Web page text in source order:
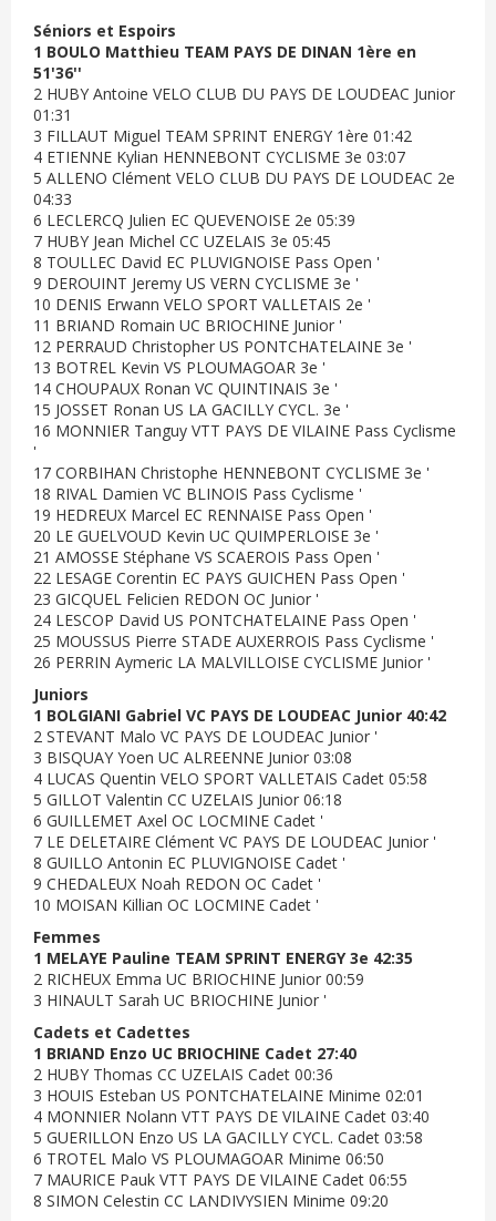
Séniors et Espoirs
1 BOULO Matthieu TEAM PAYS DE DINAN 1ère en
51'36''
2 HUBY Antoine VELO CLUB DU PAYS DE LOUDEAC Junior
01:31
3 FILLAUT Miguel TEAM SPRINT ENERGY 1ère 01:42
4 ETIENNE Kylian HENNEBONT CYCLISME 3e 03:07
5 ALLENO Clément VELO CLUB DU PAYS DE LOUDEAC 2e
04:33
6 LECLERCQ Julien EC QUEVENOISE 2e 05:39
7 HUBY Jean Michel CC UZELAIS 3e 05:45
8 TOULLEC David EC PLUVIGNOISE Pass Open '
9 DEROUINT Jeremy US VERN CYCLISME 3e '
10 DENIS Erwann VELO SPORT VALLETAIS 2e '
11 BRIAND Romain UC BRIOCHINE Junior '
12 PERRAUD Christopher US PONTCHATELAINE 3e '
13 BOTREL Kevin VS PLOUMAGOAR 3e '
14 CHOUPAUX Ronan VC QUINTINAIS 3e '
15 JOSSET Ronan US LA GACILLY CYCL. 3e '
16 MONNIER Tanguy VTT PAYS DE VILAINE Pass Cyclisme
'
17 CORBIHAN Christophe HENNEBONT CYCLISME 3e '
18 RIVAL Damien VC BLINOIS Pass Cyclisme '
19 HEDREUX Marcel EC RENNAISE Pass Open '
20 LE GUELVOUD Kevin UC QUIMPERLOISE 3e '
21 AMOSSE Stéphane VS SCAEROIS Pass Open '
22 LESAGE Corentin EC PAYS GUICHEN Pass Open '
23 GICQUEL Felicien REDON OC Junior '
24 LESCOP David US PONTCHATELAINE Pass Open '
25 MOUSSUS Pierre STADE AUXERROIS Pass Cyclisme '
26 PERRIN Aymeric LA MALVILLOISE CYCLISME Junior '
Juniors
1 BOLGIANI Gabriel VC PAYS DE LOUDEAC Junior 40:42
2 STEVANT Malo VC PAYS DE LOUDEAC Junior '
3 BISQUAY Yoen UC ALREENNE Junior 03:08
4 LUCAS Quentin VELO SPORT VALLETAIS Cadet 05:58
5 GILLOT Valentin CC UZELAIS Junior 06:18
6 GUILLEMET Axel OC LOCMINE Cadet '
7 LE DELETAIRE Clément VC PAYS DE LOUDEAC Junior '
8 GUILLO Antonin EC PLUVIGNOISE Cadet '
9 CHEDALEUX Noah REDON OC Cadet '
10 MOISAN Killian OC LOCMINE Cadet '
Femmes
1 MELAYE Pauline TEAM SPRINT ENERGY 3e 42:35
2 RICHEUX Emma UC BRIOCHINE Junior 00:59
3 HINAULT Sarah UC BRIOCHINE Junior '
Cadets et Cadettes
1 BRIAND Enzo UC BRIOCHINE Cadet 27:40
2 HUBY Thomas CC UZELAIS Cadet 00:36
3 HOUIS Esteban US PONTCHATELAINE Minime 02:01
4 MONNIER Nolann VTT PAYS DE VILAINE Cadet 03:40
5 GUERILLON Enzo US LA GACILLY CYCL. Cadet 03:58
6 TROTEL Malo VS PLOUMAGOAR Minime 06:50
7 MAURICE Pauk VTT PAYS DE VILAINE Cadet 06:55
8 SIMON Celestin CC LANDIVYSIEN Minime 09:20